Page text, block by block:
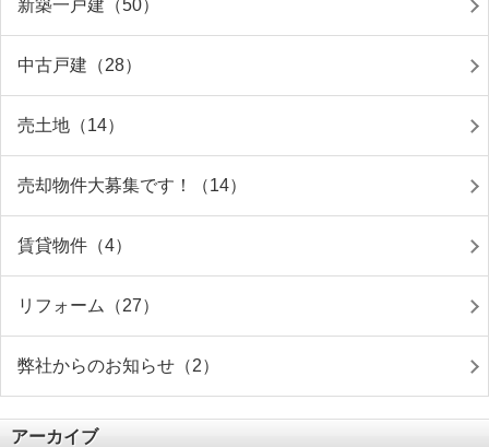
新築一戸建（50）
中古戸建（28）
売土地（14）
売却物件大募集です！（14）
賃貸物件（4）
リフォーム（27）
弊社からのお知らせ（2）
アーカイブ